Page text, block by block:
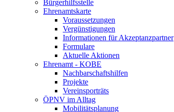
Bürgerhilfsstelle
Ehrenamtskarte
Voraussetzungen
Vergünstigungen
Informationen für Akzeptanzpartner
Formulare
Aktuelle Aktionen
Ehrenamt - KOBE
Nachbarschaftshilfen
Projekte
Vereinsporträts
ÖPNV im Alltag
Mobilitätsplanung